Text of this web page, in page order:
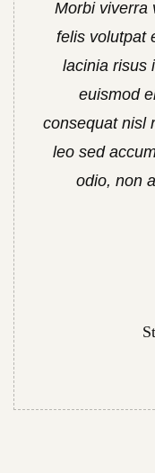
Morbi viverra
felis volutpat
lacinia risus
euismod
consequat nisl
leo sed
odio, non